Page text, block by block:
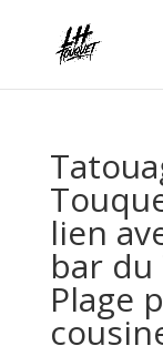
lien
bar
Plage